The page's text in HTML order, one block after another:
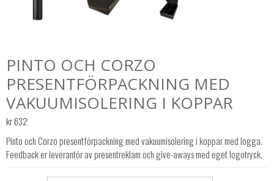
PINTO OCH CORZO
PRESENTFÖRPACKNING MED
VAKUUMISOLERING I KOPPAR
kr632
Pinto och Corzo presentförpackning med vakuumisolering i koppar med logga.
Feedback er leverantör av presentreklam och give-aways med eget logotryck.